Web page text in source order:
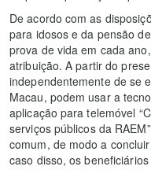
De acordo com as
para idosos e da pensão
prova de vida em cada
atribuição. A partir do
independentemente de se
Macau, podem usar a
aplicação para telemóvel
serviços públicos da
comum, de modo a
caso disso, os